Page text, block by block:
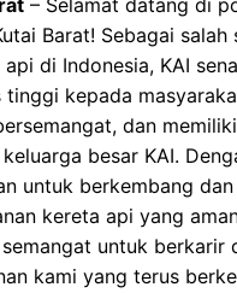
– Selamat datang di
Barat! Sebagai
di Indonesia, KAI
tinggi kepada
dan
besar KAI.
untuk berkembang
kereta api yang
untuk
kami yang terus